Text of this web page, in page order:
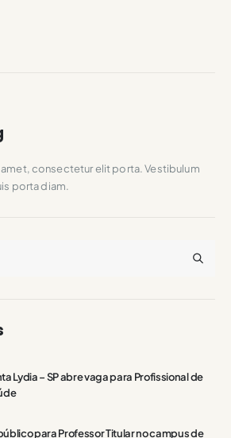
consectetur elit porta. Vestibulum
porta diam.
Lydia – SP abre vaga para Profissional de
para Professor Titular no campus de